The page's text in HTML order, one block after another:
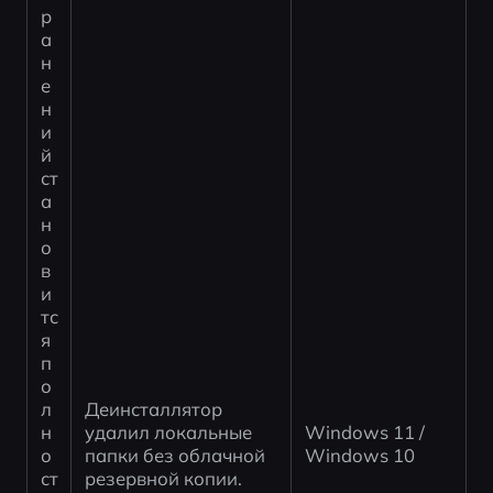
р
а
н
е
н
и
й
ст
а
н
о
в
и
тс
я
п
о
л
н
о
ст
Деинсталлятор
удалил локальные
папки без облачной
резервной копии.
Windows 11 /
Windows 10